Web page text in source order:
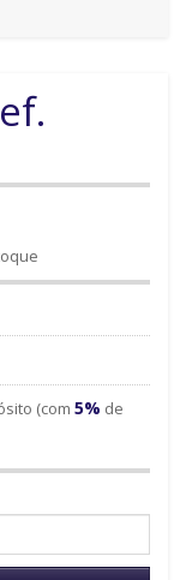
(com 5% de